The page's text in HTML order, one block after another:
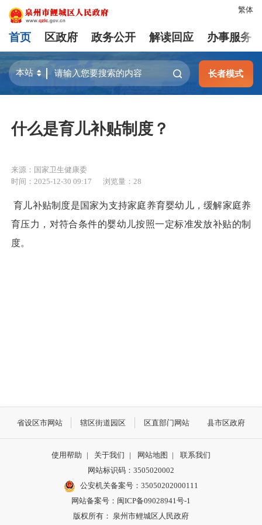
繁体
首页 区政府 政务公开 解读回应 办事服务
长者模式
什么是育儿补贴制度？
来源：国家卫生健康委
时间：2025-12-30 09:17
浏览量： 28
育儿补贴制度是国家为支持家庭养育婴幼儿，缓解家庭养
育压力，对符合条件的婴幼儿按照一定标准发放补贴的制
度。
省设区市网站 辖区街道园区 区直部门网站 县市区政府
使用帮助 | 关于我们 | 网站地图 |
联系我们
网站标识码：3505020002
公安机关备案号：35050202000111
网站备案号：闽ICP备09028941号-1
版权所有： 泉州市鲤城区人民政府